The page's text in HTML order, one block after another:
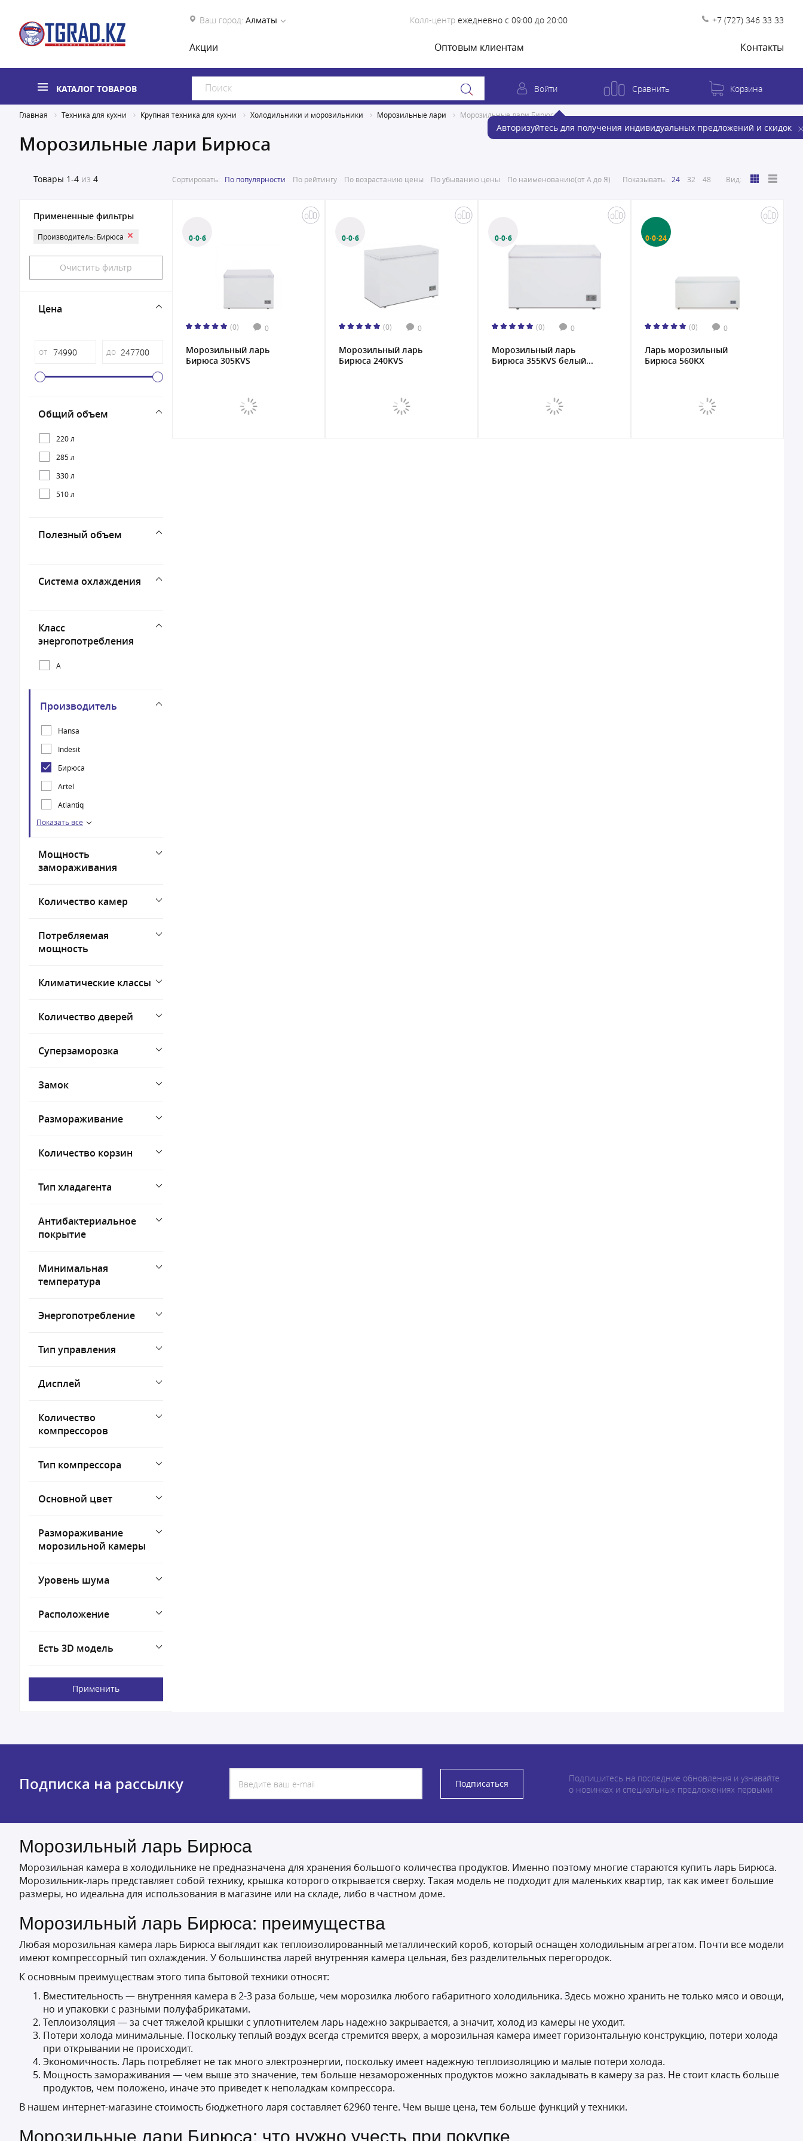
Ваш город: Алматы Колл-центр ежедневно с 09:00 до 20:00 +7 (727) 346 33 33
Акции Оптовым клиентам Контакты
КАТАЛОГ ТОВАРОВ Войти
Авторизуйтесь для получения индивидуальных предложений и скидок
Сравнить Корзина
Главная Техника для кухни Крупная техника для кухни Холодильники и морозильники Морозильные лари Морозильные лари Бирюса
Морозильные лари Бирюса
Товары 1-4 из 4 Сортировать: По популярности По рейтингу По возрастанию цены По убыванию цены По наименованию(от А до Я) Показывать: 24 32 48 Вид:
Примененные фильтры
Производитель: Бирюса
Очистить фильтр
Цена
от до
Общий объем
220 л
285 л
330 л
510 л
Полезный объем
Система охлаждения
Класс
энергопотребления
A
Производитель
Hansa
Indesit
Бирюса
Artel
Atlantiq
Bonvini
Показать все
Мощность
замораживания
Количество камер
Потребляемая
мощность
Климатические классы
Количество дверей
Суперзаморозка
Замок
Размораживание
Количество корзин
Тип хладагента
Антибактериальное
покрытие
Минимальная
температура
Энергопотребление
Тип управления
Дисплей
Количество
компрессоров
Тип компрессора
Основной цвет
Размораживание
морозильной камеры
Уровень шума
Расположение
Есть 3D модель
Применить
0·0·6
(0) 0
Морозильный ларь
Бирюса 305KVS
0·0·6
(0) 0
Морозильный ларь
Бирюса 240KVS
0·0·6
(0) 0
Морозильный ларь
Бирюса 355KVS белый...
0·0·24
(0) 0
Ларь морозильный
Бирюса 560KX
Подписка на рассылку Подписаться
Подпишитесь на последние обновления и узнавайте
о новинках и специальных предложениях первыми
Морозильный ларь Бирюса
Морозильная камера в холодильнике не предназначена для хранения большого количества продуктов. Именно поэтому многие стараются купить ларь Бирюса.
Морозильник-ларь представляет собой технику, крышка которого открывается сверху. Такая модель не подходит для маленьких квартир, так как имеет большие
размеры, но идеальна для использования в магазине или на складе, либо в частном доме.
Морозильный ларь Бирюса: преимущества
Любая морозильная камера ларь Бирюса выглядит как теплоизолированный металлический короб, который оснащен холодильным агрегатом. Почти все модели
имеют компрессорный тип охлаждения. У большинства ларей внутренняя камера цельная, без разделительных перегородок.
К основным преимуществам этого типа бытовой техники относят:
Вместительность — внутренняя камера в 2-3 раза больше, чем морозилка любого габаритного холодильника. Здесь можно хранить не только мясо и овощи,
но и упаковки с разными полуфабрикатами.
Теплоизоляция — за счет тяжелой крышки с уплотнителем ларь надежно закрывается, а значит, холод из камеры не уходит.
Потери холода минимальные. Поскольку теплый воздух всегда стремится вверх, а морозильная камера имеет горизонтальную конструкцию, потери холода
при открывании не происходит.
Экономичность. Ларь потребляет не так много электроэнергии, поскольку имеет надежную теплоизоляцию и малые потери холода.
Мощность замораживания — чем выше это значение, тем больше незамороженных продуктов можно закладывать в камеру за раз. Не стоит класть больше
продуктов, чем положено, иначе это приведет к неполадкам компрессора.
В нашем интернет-магазине стоимость бюджетного ларя составляет 62960 тенге. Чем выше цена, тем больше функций у техники.
Морозильные лари Бирюса: что нужно учесть при покупке